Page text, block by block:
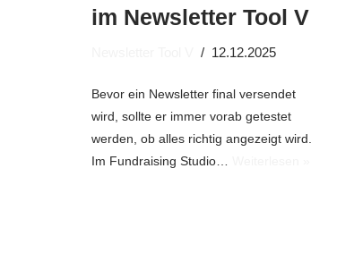
im Newsletter Tool V
12.12.2025
Bevor ein Newsletter final versendet
wird, sollte er immer vorab getestet
werden, ob alles richtig angezeigt wird.
Im Fundraising Studio…